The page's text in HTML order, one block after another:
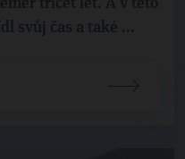
svůj čas a také ...